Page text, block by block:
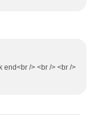
end<br /> <br /> <br />